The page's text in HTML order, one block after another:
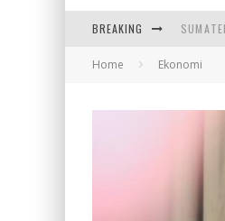
BREAKING
Home Ekonomi